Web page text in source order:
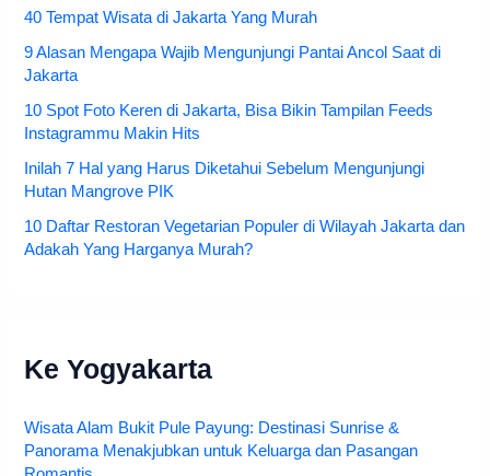
40 Tempat Wisata di Jakarta Yang Murah
9 Alasan Mengapa Wajib Mengunjungi Pantai Ancol Saat di
Jakarta
10 Spot Foto Keren di Jakarta, Bisa Bikin Tampilan Feeds
Instagrammu Makin Hits
Inilah 7 Hal yang Harus Diketahui Sebelum Mengunjungi
Hutan Mangrove PIK
10 Daftar Restoran Vegetarian Populer di Wilayah Jakarta dan
Adakah Yang Harganya Murah?
Ke Yogyakarta
Wisata Alam Bukit Pule Payung: Destinasi Sunrise &
Panorama Menakjubkan untuk Keluarga dan Pasangan